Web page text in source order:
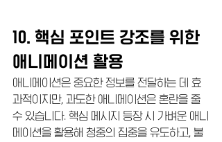
10. 핵심 포인트 강조를 위한
애니메이션 활용
애니메이션은 중요한 정보를 전달하는 데 효
과적이지만, 과도한 애니메이션은 혼란을 줄
수 있습니다. 핵심 메시지 등장 시 가벼운 애니
메이션을 활용해 청중의 집중을 유도하고, 불